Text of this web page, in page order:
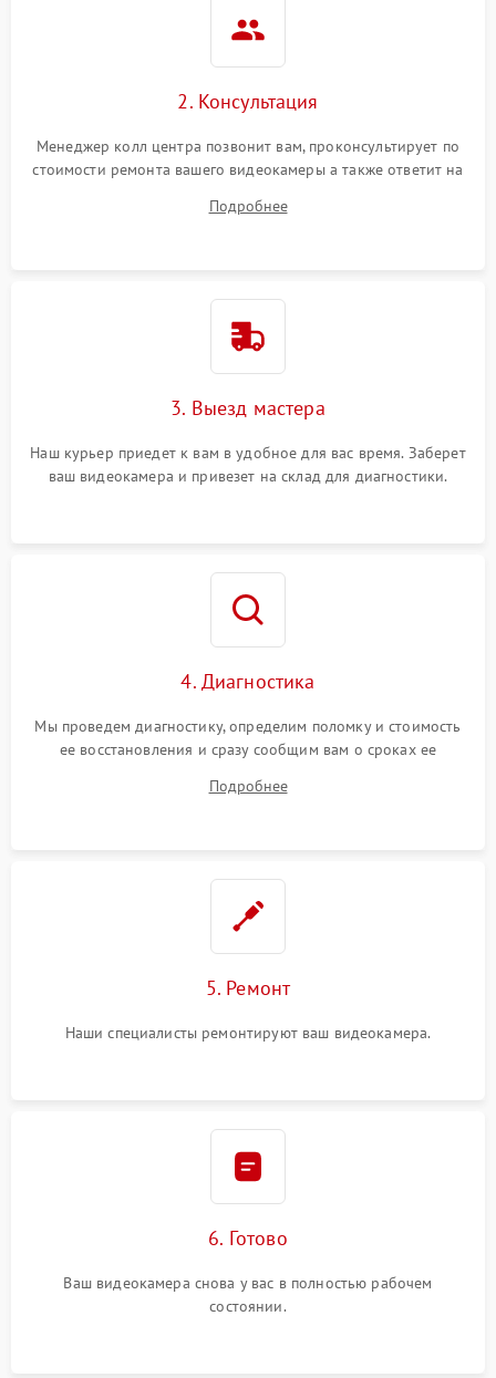
2. Консультация
Менеджер колл центра позвонит вам, проконсультирует по
стоимости ремонта вашего видеокамеры а также ответит на
Подробнее
3. Выезд мастера
Наш курьер приедет к вам в удобное для вас время. Заберет
ваш видеокамера и привезет на склад для диагностики.
4. Диагностика
Мы проведем диагностику, определим поломку и стоимость
ее восстановления и сразу сообщим вам о сроках ее
Подробнее
5. Ремонт
Наши специалисты ремонтируют ваш видеокамера.
6. Готово
Ваш видеокамера снова у вас в полностью рабочем
состоянии.